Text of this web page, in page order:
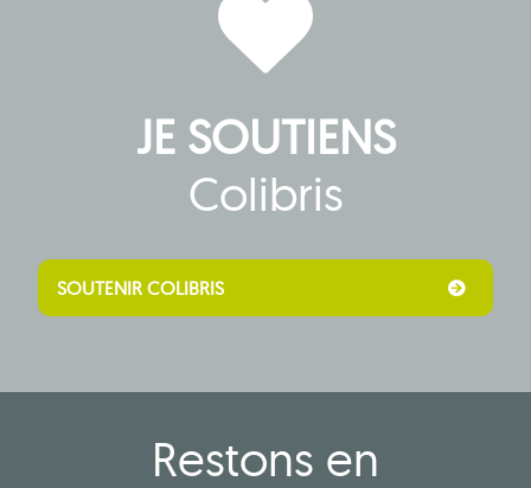
JE SOUTIENS
Colibris
SOUTENIR COLIBRIS
Restons en